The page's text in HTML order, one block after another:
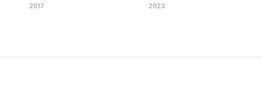
2017 2023